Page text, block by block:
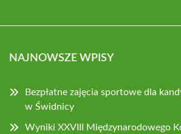
NAJNOWSZE WPISY
Bezpłatne zajęcia sportowe dla
w Świdnicy
Wyniki XXVIII Międzynarodowego